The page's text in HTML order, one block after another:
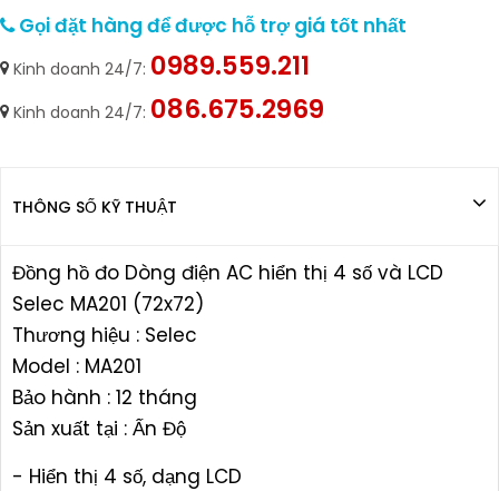
Gọi đặt hàng để được hỗ trợ giá tốt nhất
Kinh doanh 24/7: 0989.559.211
Kinh doanh 24/7: 086.675.2969
THÔNG SỐ KỸ THUẬT
Đồng hồ đo Dòng điện AC hiển thị 4 số và LCD
Selec MA201 (72x72)
Thương hiệu : Selec
Model : MA201
Bảo hành : 12 tháng
Sản xuất tại : Ấn Độ
- Hiển thị 4 số, dạng LCD